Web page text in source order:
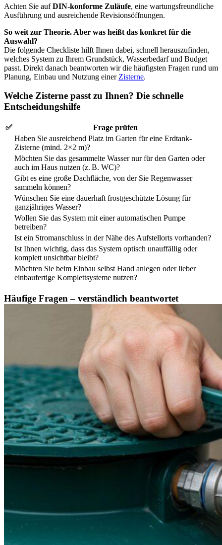
Achten Sie aufDIN-konforme Zuläufe, eine wartungsfreundliche
Ausführung und ausreichende Revisionsöffnungen.
So weit zur Theorie. Aber was heißt das konkret für die
Auswahl?
Die folgende Checkliste hilft Ihnen dabei, schnell herauszufinden,
welches System zu Ihrem Grundstück, Wasserbedarf und Budget
passt. Direkt danach beantworten wir die häufigsten Fragen rund um
Planung, Einbau und Nutzung einer Zisterne.
Welche Zisterne passt zu Ihnen? Die schnelle
Entscheidungshilfe
✅
Frage prüfen
Haben Sie ausreichend Platz im Garten für eine Erdtank-
Zisterne (mind. 2×2 m)?
Möchten Sie das gesammelte Wasser nur für den Garten oder
auch im Haus nutzen (z. B. WC)?
Gibt es eine große Dachfläche, von der Sie Regenwasser
sammeln können?
Wünschen Sie eine dauerhaft frostgeschützte Lösung für
ganzjähriges Wasser?
Wollen Sie das System mit einer automatischen Pumpe
betreiben?
Ist ein Stromanschluss in der Nähe des Aufstellorts vorhanden?
Ist Ihnen wichtig, dass das System optisch unauffällig oder
komplett unsichtbar bleibt?
Möchten Sie beim Einbau selbst Hand anlegen oder lieber
einbaufertige Komplettsysteme nutzen?
Häufige Fragen – verständlich beantwortet